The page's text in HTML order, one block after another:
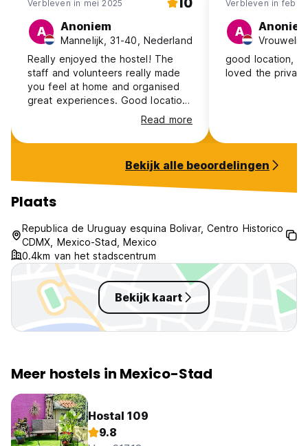
Verbleven in mei 2025
A Anoniem
Mannelijk, 31-40, Nederland
Really enjoyed the hostel! The
staff and volunteers really made
you feel at home and organised
great experiences. Good location,
would definitely recommend!Read more
Verbleven in feb
A
good location,
loved the
Bekijk alle beoordelingen
Plaats
Republica de Uruguay esquina Bolivar, Centro Historico
CDMX, Mexico-Stad, Mexico
0.4km van het stadscentrum
Bekijk kaart
Meer hostels in Mexico-Stad
Hostal 109
9.8